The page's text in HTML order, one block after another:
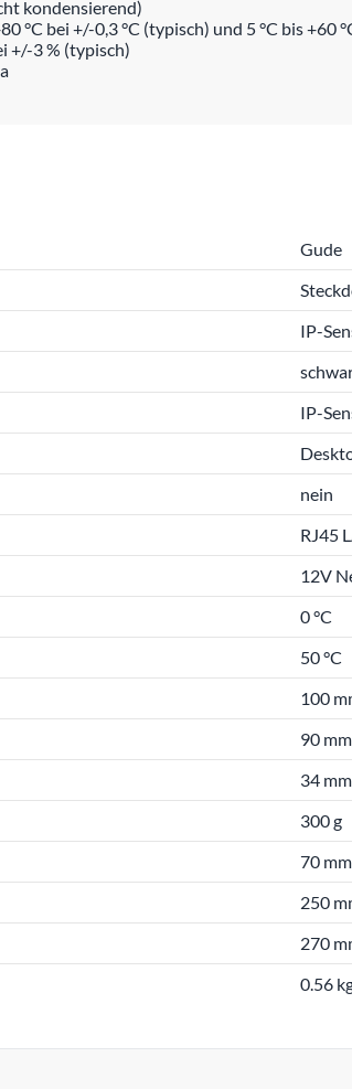
kondensierend)
°C bei +/-0,3 °C (typisch) und 5 °C bis +60
+/-3 % (typisch)
Gude
IP-
IP-
nein
RJ45
12V
0 °C
50 °C
100
90 mm
34 mm
300 g
70 mm
250
270
0.56